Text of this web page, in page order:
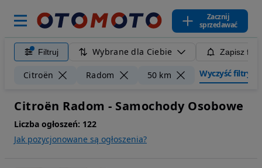
Zacznij
sprzedawać
Filtruj Wybrane dla Ciebie Zapisz
Citroën Radom 50 km Wyczyść filtry
Citroën Radom - Samochody Osobowe
Liczba ogłoszeń: 122
Jak pozycjonowane są ogłoszenia?